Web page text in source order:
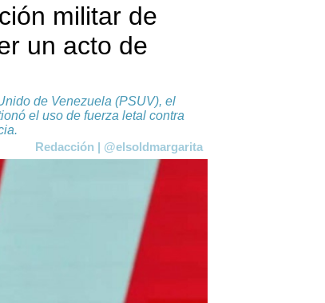
militar de
un acto de
de Venezuela (PSUV), el
el uso de fuerza letal contra
Redacción | @elsoldmargarita